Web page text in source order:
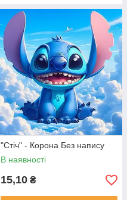
"Стіч" - Корона Без напису
В наявності
15,10 ₴